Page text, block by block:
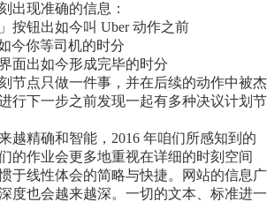
出现准确的信息：
钮出如今叫 Uber 动作之前
今你等司机的时分
出如今形成完毕的时分
节点只做一件事，并在后续的动作中被杰
行下一步之前发现一起有多种决议计划节
越精确和智能，2016 年咱们所感知到的
的作业会更多地重视在详细的时刻空间
于线性体会的简略与快捷。网站的信息广
度也会越来越深。一切的文本、标准进一